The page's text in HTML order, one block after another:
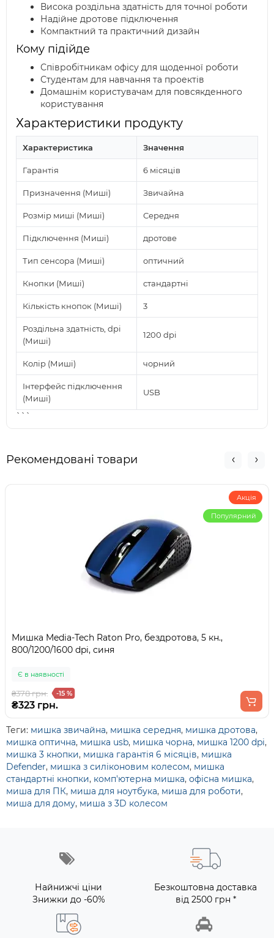
Висока роздільна здатність для точної роботи
Надійне дротове підключення
Компактний та практичний дизайн
Кому підійде
Співробітникам офісу для щоденної роботи
Студентам для навчання та проектів
Домашнім користувачам для повсякденного
користування
Характеристики продукту
Характеристика Значення
Гарантія 6 місяців
Призначення (Миші) Звичайна
Розмір миші (Миші) Середня
Підключення (Миші) дротове
Тип сенсора (Миші) оптичний
Кнопки (Миші) стандартні
Кількість кнопок (Миші) 3
Роздільна здатність, dpi
(Миші)
1200 dpi
Колір (Миші) чорний
Інтерфейс підключення
(Миші)
USB
```
Рекомендовані товари
Акція
Популярний
Мишка Media-Tech Raton Pro, бездротова, 5 кн.,
800/1200/1600 dpi, синя
Є в наявності
₴378 грн. -15 %
₴323 грн.
Теги: мишка звичайна, мишка середня, мишка дротова,
мишка оптична, мишка usb, мишка чорна, мишка 1200 dpi,
мишка 3 кнопки, мишка гарантія 6 місяців, мишка
Defender, мишка з силіконовим колесом, мишка
стандартні кнопки, комп'ютерна мишка, офісна мишка,
миша для ПК, миша для ноутбука, миша для роботи,
миша для дому, миша з 3D колесом
Найнижчі ціни
Знижки до -60%
Безкоштовна доставка
від 2500 грн *